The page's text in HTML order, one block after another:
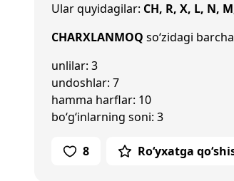
Ular quyidagilar: CH, R, X, L, N,
CHARXLANMOQ so‘zidagi
unlilar: 3
undoshlar: 7
hamma harflar: 10
bo‘g‘inlarning soni: 3
8 Ro‘yxatga